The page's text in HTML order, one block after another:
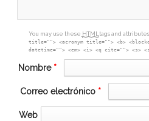
You may use these HTMLtags and
title=""> <acronym title=""> <b>
datetime=""> <em> <i> <q cite=""> <s>
Nombre *
Correo electrónico *
Web